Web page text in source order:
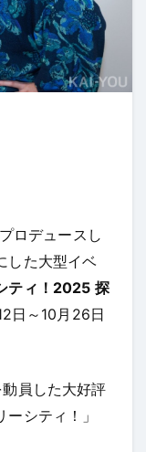
ロデュースし
した大型イベ
ティ！2025 探
日～10月26日
員した大好評
シティ！」